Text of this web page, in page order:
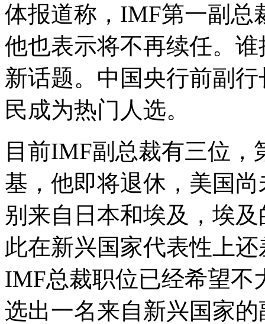
体报道称，IMF第一副总
他也表示将不再续任。
新话题。中国央行前副
民成为热门人选。
目前IMF副总裁有三位
基，他即将退休，美国
别来自日本和埃及，埃
此在新兴国家代表性上
IMF总裁职位已经希望不
选出一名来自新兴国家